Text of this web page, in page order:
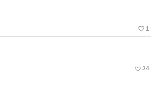
favorite_border 1
favorite_border 24